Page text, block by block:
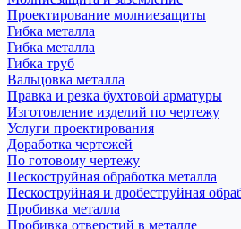
Проектирование молниезащиты
Гибка металла
Гибка металла
Гибка труб
Вальцовка металла
Правка и резка бухтовой арматуры
Изготовление изделий по чертежу
Услуги проектирования
Доработка чертежей
По готовому чертежу
Пескоструйная обработка металла
Пескоструйная и дробеструйная
Пробивка металла
Пробивка отверстий в металле